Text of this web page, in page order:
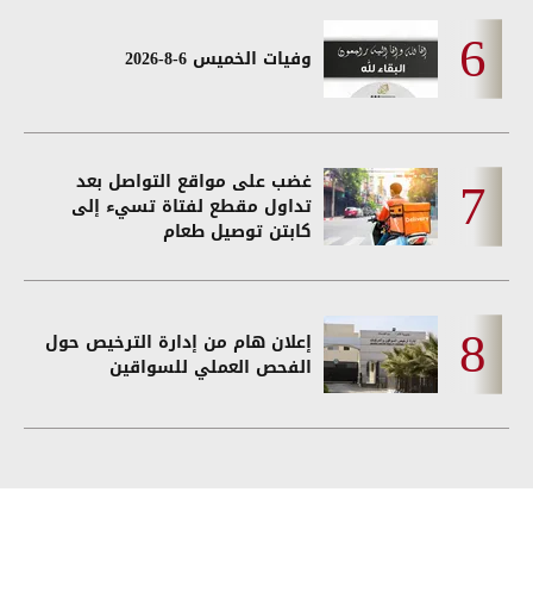
وفيات الخميس 6-8-2026
غضب على مواقع التواصل بعد
تداول مقطع لفتاة تسيء إلى
كابتن توصيل طعام
إعلان هام من إدارة الترخيص حول
الفحص العملي للسواقين